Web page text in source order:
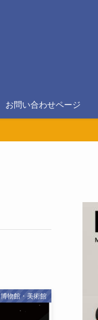
お問い合わせページ
博物館・美術館